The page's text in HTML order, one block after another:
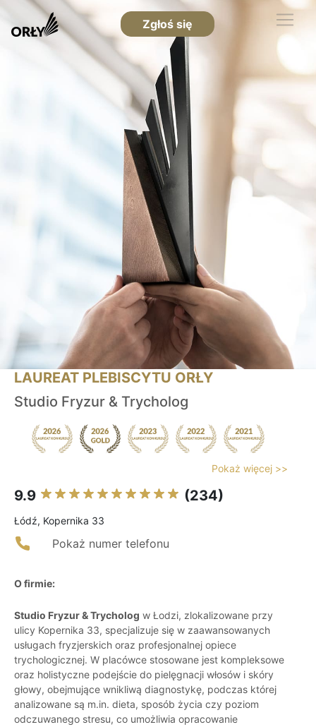
Zgłoś się
LAUREAT PLEBISCYTU ORŁY
Studio Fryzur & Trycholog
Pokaż więcej >>
9.9 (234)
Łódź, Kopernika 33
Pokaż numer telefonu
O firmie:
Studio Fryzur & Trycholog w Łodzi, zlokalizowane przy
ulicy Kopernika 33, specjalizuje się w zaawansowanych
usługach fryzjerskich oraz profesjonalnej opiece
trychologicznej. W placówce stosowane jest kompleksowe
oraz holistyczne podejście do pielęgnacji włosów i skóry
głowy, obejmujące wnikliwą diagnostykę, podczas której
analizowane są m.in. dieta, sposób życia czy poziom
odczuwanego stresu, co umożliwia opracowanie